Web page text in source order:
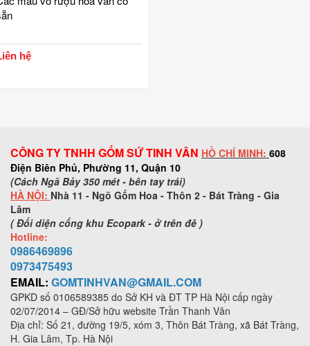
hệ
CÔNG TY TNHH GỐM SỨ TINH VÂN HỒ CHÍ MINH: 608
Điện Biên Phủ, Phường 11, Quận 10
(Cách Ngã Bảy 350 mét - bên tay trái)
HÀ NỘI: Nhà 11 - Ngõ Gốm Hoa - Thôn 2 - Bát Tràng - Gia
Lâm
( Đối diện cổng khu Ecopark - ở trên đê )
Hotline:
0986469896
0973475493
EMAIL: GOMTINHVAN@GMAIL.COM
GPKD số 0106589385 do Sở KH và ĐT TP Hà Nội cấp ngày
02/07/2014 – GĐ/Sở hữu website Trần Thanh Vân
Địa chỉ: Số 21, đường 19/5, xóm 3, Thôn Bát Tràng, xã Bát Tràng,
H. Gia Lâm, Tp. Hà Nội